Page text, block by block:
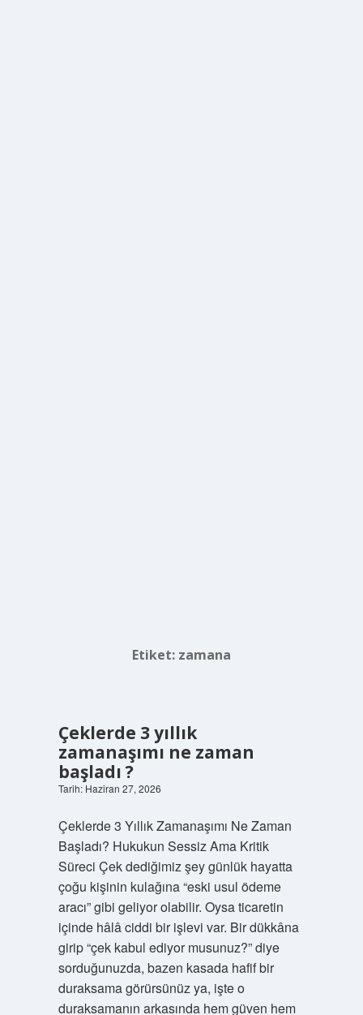
Etiket: zamana
Çeklerde 3 yıllık
zamanaşımı ne zaman
başladı ?
Tarih: Haziran 27, 2026
Çeklerde 3 Yıllık Zamanaşımı Ne Zaman
Başladı? Hukukun Sessiz Ama Kritik
Süreci Çek dediğimiz şey günlük hayatta
çoğu kişinin kulağına “eski usul ödeme
aracı” gibi geliyor olabilir. Oysa ticaretin
içinde hâlâ ciddi bir işlevi var. Bir dükkâna
girip “çek kabul ediyor musunuz?” diye
sorduğunuzda, bazen kasada hafif bir
duraksama görürsünüz ya, işte o
duraksamanın arkasında hem güven hem